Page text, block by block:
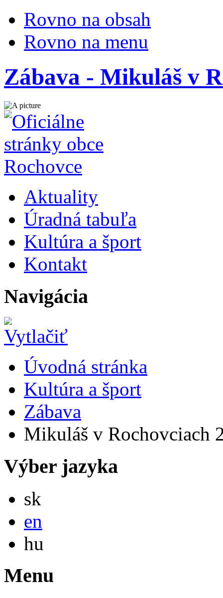
Rovno na obsah
Rovno na menu
Zábava - Mikuláš v
Aktuality
Úradná tabuľa
Kultúra a šport
Kontakt
Navigácia
Úvodná stránka
Kultúra a šport
Zábava
Mikuláš v Rochovciach
Výber jazyka
sk
en
hu
Menu